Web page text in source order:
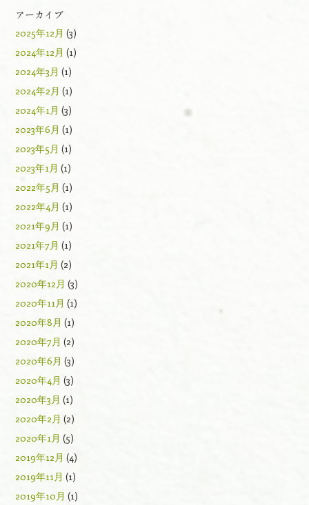
アーカイブ
2025年12月 (3)
2024年12月 (1)
2024年3月 (1)
2024年2月 (1)
2024年1月 (3)
2023年6月 (1)
2023年5月 (1)
2023年1月 (1)
2022年5月 (1)
2022年4月 (1)
2021年9月 (1)
2021年7月 (1)
2021年1月 (2)
2020年12月 (3)
2020年11月 (1)
2020年8月 (1)
2020年7月 (2)
2020年6月 (3)
2020年4月 (3)
2020年3月 (1)
2020年2月 (2)
2020年1月 (5)
2019年12月 (4)
2019年11月 (1)
2019年10月 (1)